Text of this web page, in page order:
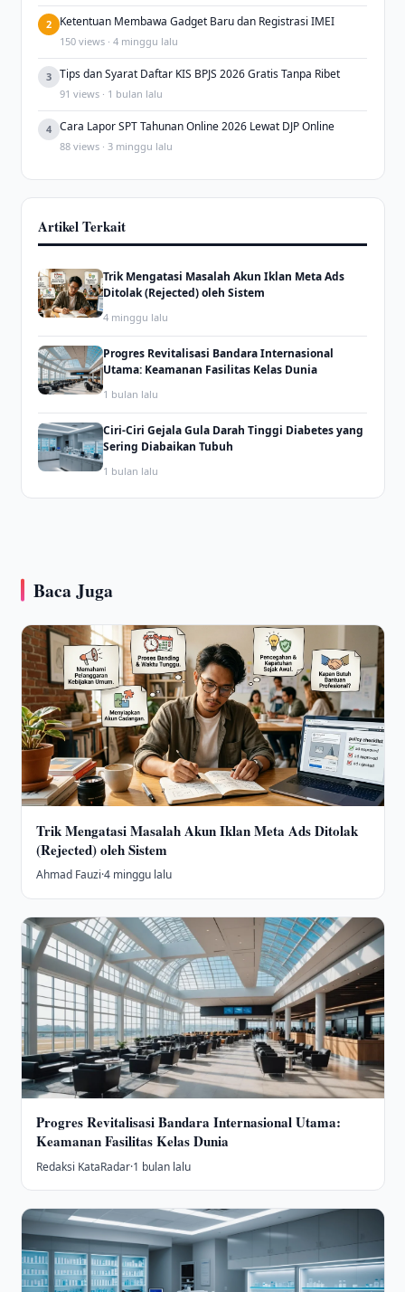
2 Ketentuan Membawa Gadget Baru dan Registrasi IMEI
150 views · 4 minggu lalu
3 Tips dan Syarat Daftar KIS BPJS 2026 Gratis Tanpa Ribet
91 views · 1 bulan lalu
4 Cara Lapor SPT Tahunan Online 2026 Lewat DJP Online
88 views · 3 minggu lalu
Artikel Terkait
Trik Mengatasi Masalah Akun Iklan Meta Ads
Ditolak (Rejected) oleh Sistem
4 minggu lalu
Progres Revitalisasi Bandara Internasional
Utama: Keamanan Fasilitas Kelas Dunia
1 bulan lalu
Ciri-Ciri Gejala Gula Darah Tinggi Diabetes yang
Sering Diabaikan Tubuh
1 bulan lalu
Baca Juga
Trik Mengatasi Masalah Akun Iklan Meta Ads Ditolak
(Rejected) oleh Sistem
Ahmad Fauzi·4 minggu lalu
Progres Revitalisasi Bandara Internasional Utama:
Keamanan Fasilitas Kelas Dunia
Redaksi KataRadar·1 bulan lalu